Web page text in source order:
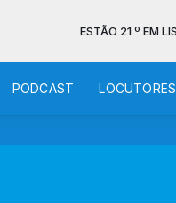
ESTÃO 21 º EM LISBOA
PODCAST LOCUTORES